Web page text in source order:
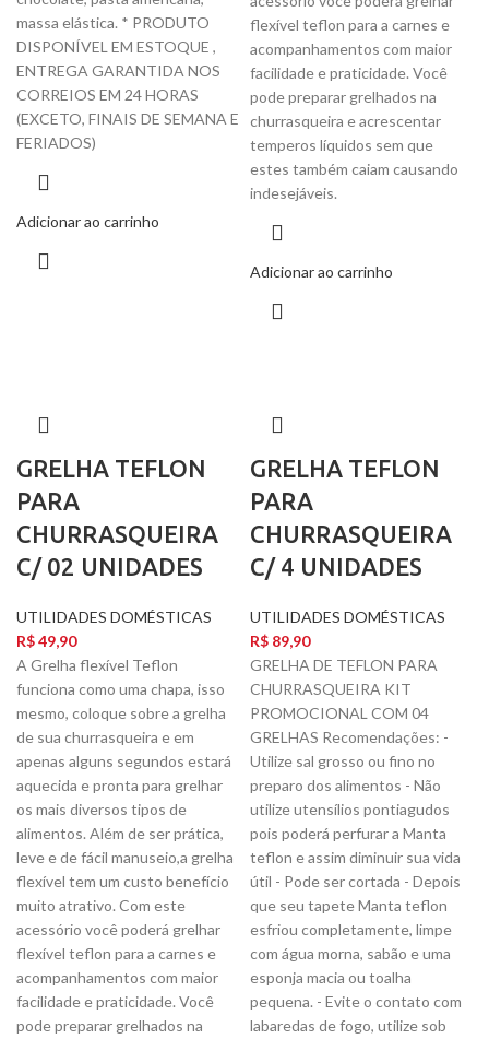
massa elástica. * PRODUTO
DISPONÍVEL EM ESTOQUE ,
ENTREGA GARANTIDA NOS
CORREIOS EM 24 HORAS
(EXCETO, FINAIS DE SEMANA E
FERIADOS)
Adicionar ao carrinho
flexível teflon para a carnes e
acompanhamentos com maior
facilidade e praticidade. Você
pode preparar grelhados na
churrasqueira e acrescentar
temperos líquidos sem que
estes também caiam causando
indesejáveis.
Adicionar ao carrinho
GRELHA TEFLON
PARA
CHURRASQUEIRA
C/ 02 UNIDADES
UTILIDADES DOMÉSTICAS
R$49,90
A Grelha flexível Teflon
funciona como uma chapa, isso
mesmo, coloque sobre a grelha
de sua churrasqueira e em
apenas alguns segundos estará
aquecida e pronta para grelhar
os mais diversos tipos de
alimentos. Além de ser prática,
leve e de fácil manuseio,a grelha
flexível tem um custo benefício
muito atrativo. Com este
acessório você poderá grelhar
flexível teflon para a carnes e
acompanhamentos com maior
facilidade e praticidade. Você
pode preparar grelhados na
GRELHA TEFLON
PARA
CHURRASQUEIRA
C/ 4 UNIDADES
UTILIDADES DOMÉSTICAS
R$ 89,90
GRELHA DE TEFLON PARA
CHURRASQUEIRA KIT
PROMOCIONAL COM 04
GRELHAS Recomendações: -
Utilize sal grosso ou fino no
preparo dos alimentos - Não
utilize utensílios pontiagudos
pois poderá perfurar a Manta
teflon e assim diminuir sua vida
útil - Pode ser cortada - Depois
que seu tapete Manta teflon
esfriou completamente, limpe
com água morna, sabão e uma
esponja macia ou toalha
pequena. - Evite o contato com
labaredas de fogo, utilize sob